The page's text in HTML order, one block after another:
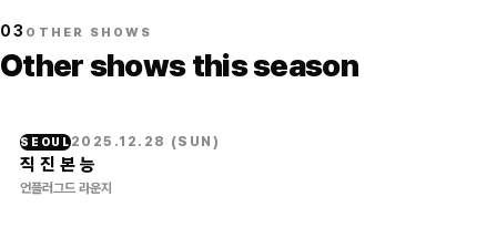
03 OTHER SHOWS
Other shows this season
SEOUL2025.12.28 (SUN )
직 진 본 능
언플러그드 라운지